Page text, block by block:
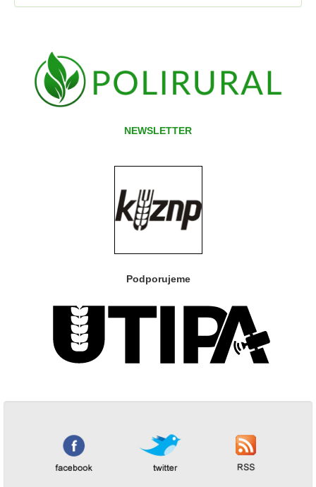
NEWSLETTER
Podporujeme